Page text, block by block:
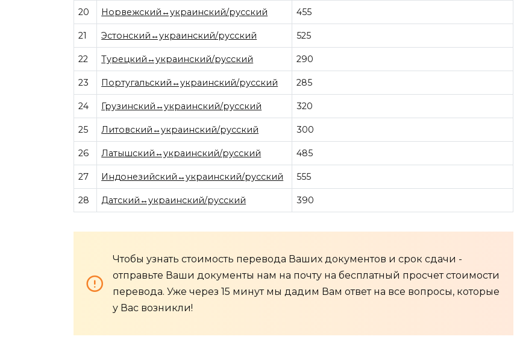
20 Норвежский↔украинский/русский 455
21 Эстонский↔украинский/русский 525
22 Турецкий↔украинский/русский 290
23 Португальский↔украинский/русский 285
24 Грузинский↔украинский/русский 320
25 Литовский↔украинский/русский 300
26 Латышский↔украинский/русский 485
27 Индонезийский↔украинский/русский 555
28 Датский↔украинский/русский 390
Чтобы узнать стоимость перевода Ваших документов и срок сдачи -
отправьте Ваши документы нам на почту на бесплатный просчет стоимости
перевода. Уже через 15 минут мы дадим Вам ответ на все вопросы, которые
у Вас возникли!